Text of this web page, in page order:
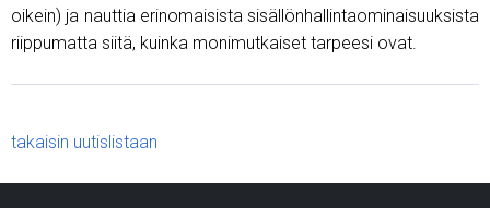
oikein) ja nauttia erinomaisista sisällönhallintaominaisuuksista
riippumatta siitä, kuinka monimutkaiset tarpeesi ovat.
takaisin uutislistaan